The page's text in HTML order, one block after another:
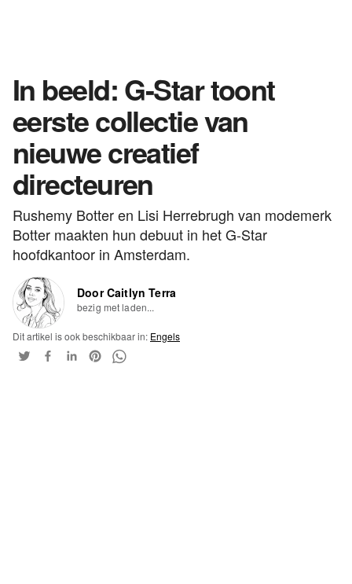
In beeld: G-Star toont
eerste collectie van
nieuwe creatief
directeuren
Rushemy Botter en Lisi Herrebrugh van modemerk
Botter maakten hun debuut in het G-Star
hoofdkantoor in Amsterdam.
Door Caitlyn Terra
bezig met laden...
Dit artikel is ook beschikbaar in: Engels